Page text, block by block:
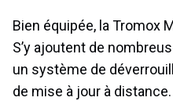
Bien équipée, la Tromox
S’y ajoutent de
un système de
de mise à jour à distance.